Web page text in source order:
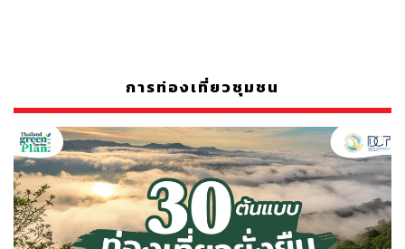
การท่องเที่ยวชุมชน